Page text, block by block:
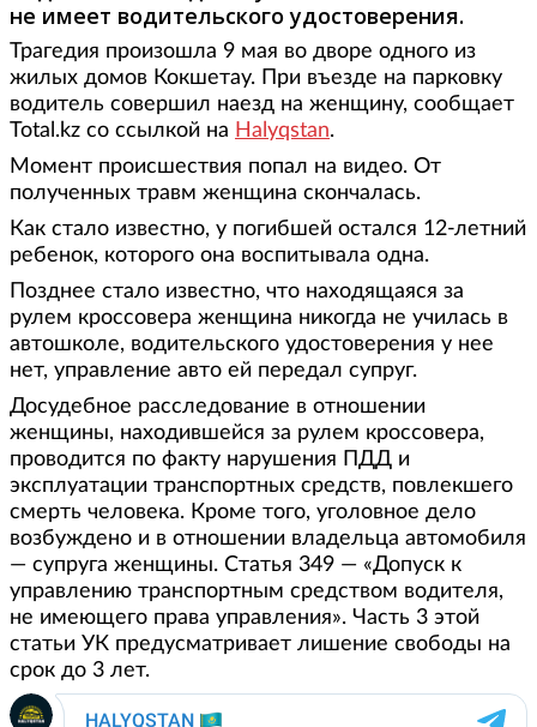
не имеет водительского удостоверения.
Трагедия произошла 9 мая во дворе одного из
жилых домов Кокшетау. При въезде на парковку
водитель совершил наезд на женщину, сообщает
Total.kz со ссылкой на Halyqstan.
Момент происшествия попал на видео. От
полученных травм женщина скончалась.
Как стало известно, у погибшей остался 12-летний
ребенок, которого она воспитывала одна.
Позднее стало известно, что находящаяся за
рулем кроссовера женщина никогда не училась в
автошколе, водительского удостоверения у нее
нет, управление авто ей передал супруг.
Досудебное расследование в отношении
женщины, находившейся за рулем кроссовера,
проводится по факту нарушения ПДД и
эксплуатации транспортных средств, повлекшего
смерть человека. Кроме того, уголовное дело
возбуждено и в отношении владельца автомобиля
— супруга женщины. Статья 349 — «Допуск к
управлению транспортным средством водителя,
не имеющего права управления». Часть 3 этой
статьи УК предусматривает лишение свободы на
срок до 3 лет.